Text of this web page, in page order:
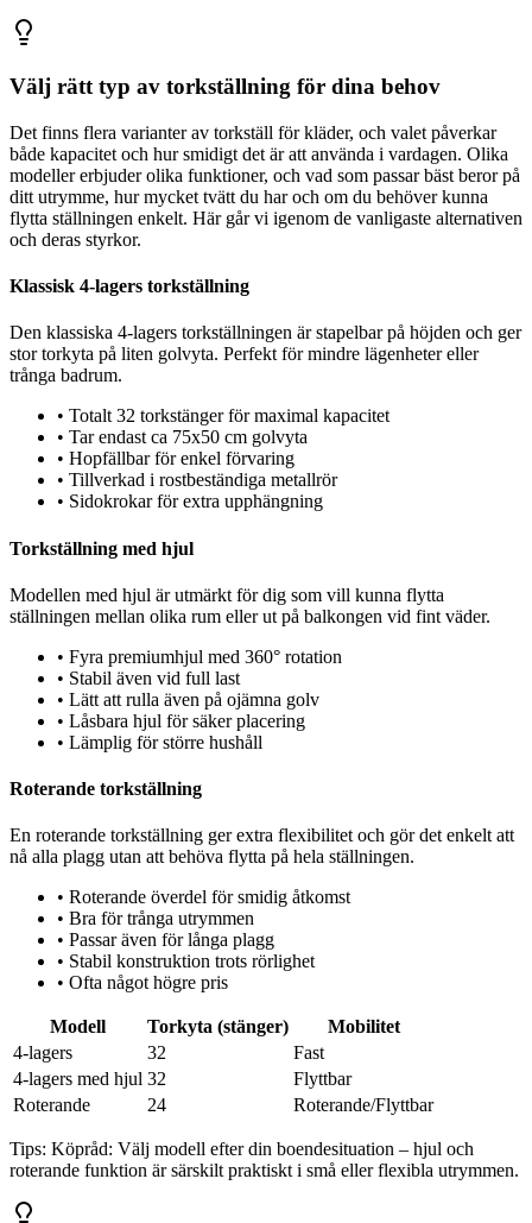
Välj rätt typ av torkställning för dina behov
Det finns flera varianter av torkställ för kläder, och valet påverkar
både kapacitet och hur smidigt det är att använda i vardagen. Olika
modeller erbjuder olika funktioner, och vad som passar bäst beror på
ditt utrymme, hur mycket tvätt du har och om du behöver kunna
flytta ställningen enkelt. Här går vi igenom de vanligaste alternativen
och deras styrkor.
Klassisk 4-lagers torkställning
Den klassiska 4-lagers torkställningen är stapelbar på höjden och ger
stor torkyta på liten golvyta. Perfekt för mindre lägenheter eller
trånga badrum.
• Totalt 32 torkstänger för maximal kapacitet
• Tar endast ca 75x50 cm golvyta
• Hopfällbar för enkel förvaring
• Tillverkad i rostbeständiga metallrör
• Sidokrokar för extra upphängning
Torkställning med hjul
Modellen med hjul är utmärkt för dig som vill kunna flytta
ställningen mellan olika rum eller ut på balkongen vid fint väder.
• Fyra premiumhjul med 360° rotation
• Stabil även vid full last
• Lätt att rulla även på ojämna golv
• Låsbara hjul för säker placering
• Lämplig för större hushåll
Roterande torkställning
En roterande torkställning ger extra flexibilitet och gör det enkelt att
nå alla plagg utan att behöva flytta på hela ställningen.
• Roterande överdel för smidig åtkomst
• Bra för trånga utrymmen
• Passar även för långa plagg
• Stabil konstruktion trots rörlighet
• Ofta något högre pris
Modell Torkyta (stänger)
Mobilitet
4-lagers
32
Fast
4-lagers med hjul 32
Flyttbar
Roterande
24 Roterande/Flyttbar
Tips: Köpråd: Välj modell efter din boendesituation – hjul och
roterande funktion är särskilt praktiskt i små eller flexibla utrymmen.